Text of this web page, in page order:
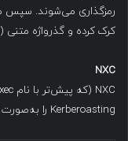
رمزگذاری می‌شوند. سپس
کرک کرده و گذرواژه متنی (Plaintext Credentials) را بازیابی کند.
NXC
Kerberoasting را به‌صورت کارآمد داراست.